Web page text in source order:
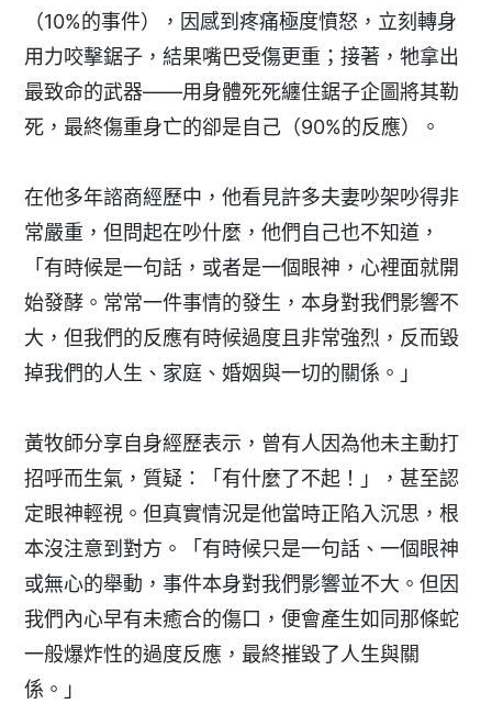
（10%的事件），因感到疼痛極度憤怒，立刻轉身
用力咬擊鋸子，結果嘴巴受傷更重；接著，牠拿出
最致命的武器——用身體死死纏住鋸子企圖將其勒
死，最終傷重身亡的卻是自己（90%的反應）。
在他多年諮商經歷中，他看見許多夫妻吵架吵得非
常嚴重，但問起在吵什麼，他們自己也不知道，
「有時候是一句話，或者是一個眼神，心裡面就開
始發酵。常常一件事情的發生，本身對我們影響不
大，但我們的反應有時候過度且非常強烈，反而毀
掉我們的人生、家庭、婚姻與一切的關係。」
黃牧師分享自身經歷表示，曾有人因為他未主動打
招呼而生氣，質疑：「有什麼了不起！」，甚至認
定眼神輕視。但真實情況是他當時正陷入沉思，根
本沒注意到對方。「有時候只是一句話、一個眼神
或無心的舉動，事件本身對我們影響並不大。但因
我們內心早有未癒合的傷口，便會產生如同那條蛇
一般爆炸性的過度反應，最終摧毀了人生與關
係。」